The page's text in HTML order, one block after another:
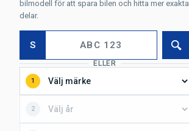
bilmodell för att spara bilen och hitta mer exakta
delar.
S Sök
ELLER
1
2